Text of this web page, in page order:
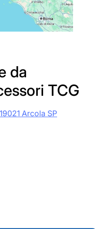
da
TCG
Arcola SP